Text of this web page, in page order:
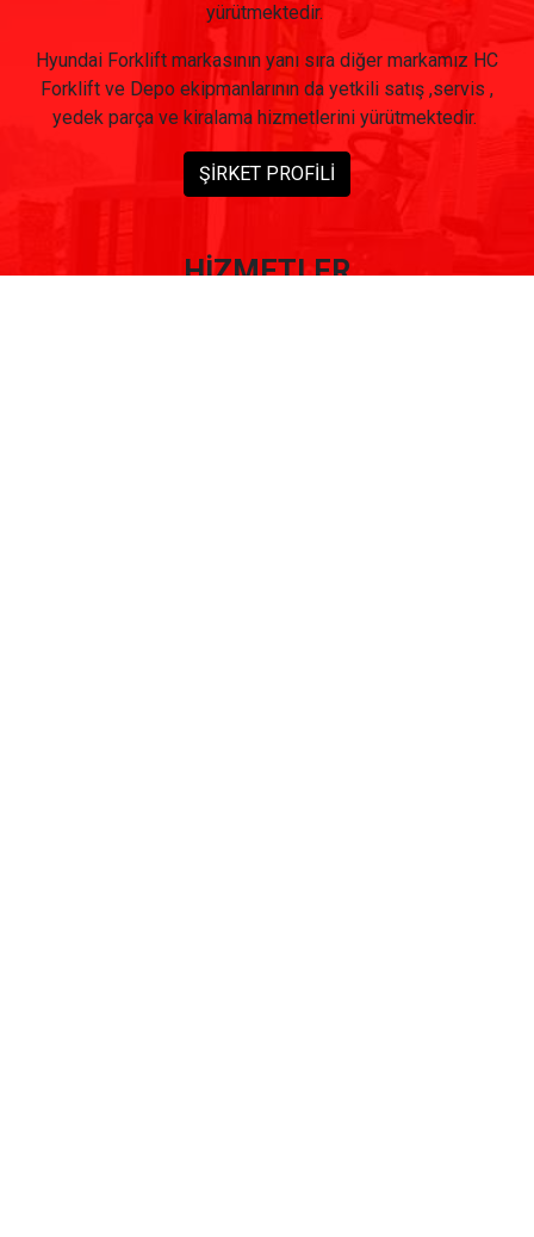
yürütmektedir.
Hyundai Forklift markasının yanı sıra diğer markamız HC
Forklift ve Depo ekipmanlarının da yetkili satış ,servis ,
yedek parça ve kiralama hizmetlerini yürütmektedir.
ŞİRKET PROFİLİ
HİZMETLER